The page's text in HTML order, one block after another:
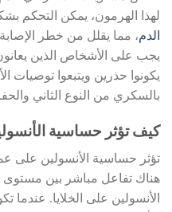
لهذا الهرمون، يمكن
الدم، مما يقلل من خطر
يجب على الأشخاص الذين
يكونوا حذرين ويتبعوا توصيات
بالسكري من النوع الثاني
كيف تؤثر حساسية
تؤثر حساسية الأنسولين على
هناك تفاعل مباشر بين مستوى
الأنسولين على الخلايا. عندما